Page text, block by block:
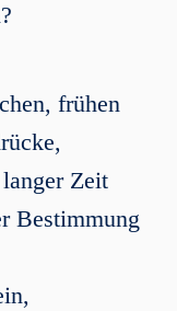
frühen
Zeit
Bestimmung